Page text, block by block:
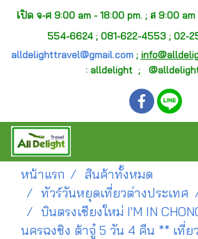
เปิด จ-ศ 9:00 am - 18:00 pm. ; ส 9:00 am
554-6624 ; 081-622-4553 ; 02-
alldelighttravel@gmail.com;
: alldelight ;
หน้าแรก
สินค้าทั้งหมด
ทัวร์วันหยุดเที่ยวต่างประเทศ
บินตรงเชียงใหม่ I'M IN
นครฉงชิง ต้าจู๋ 5 วัน 4 คืน ** เที่ย